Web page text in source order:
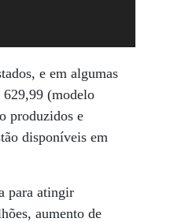
e em algumas
629,99 (modelo
produzidos e
disponíveis em
para atingir
aumento de